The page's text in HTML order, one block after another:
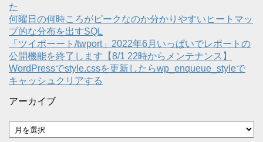
た
何曜日の何時ころがピークなのか分かりやすいヒートマッ
プ的な分布を出すSQL
「ツイポーート/twport」2022年6月いっぱいでレポートの
公開機能を終了します【8/1 22時からメンテナンス】
WordPressでstyle.cssを更新したらwp_enqueue_styleで
キャッシュクリアする
アーカイブ
ア
ー